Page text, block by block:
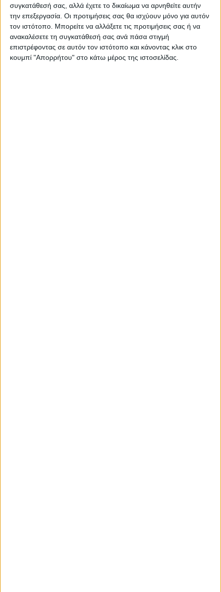
συγκατάθεσή σας, αλλά έχετε το δικαίωμα να αρνηθείτε αυτήν
την επεξεργασία. Οι προτιμήσεις σας θα ισχύουν μόνο για αυτόν
τον ιστότοπο. Μπορείτε να αλλάξετε τις προτιμήσεις σας ή να
ανακαλέσετε τη συγκατάθεσή σας ανά πάσα στιγμή
επιστρέφοντας σε αυτόν τον ιστότοπο και κάνοντας κλικ στο
κουμπί "Απορρήτου" στο κάτω μέρος της ιστοσελίδας.
προστασίας της δημόσιας υγείας κατά τη
διάρκεια της συγκεκριμένης
δραστηριότητας.
Μετά τις 7 Ιανουαρίου η κυβέρνηση θα